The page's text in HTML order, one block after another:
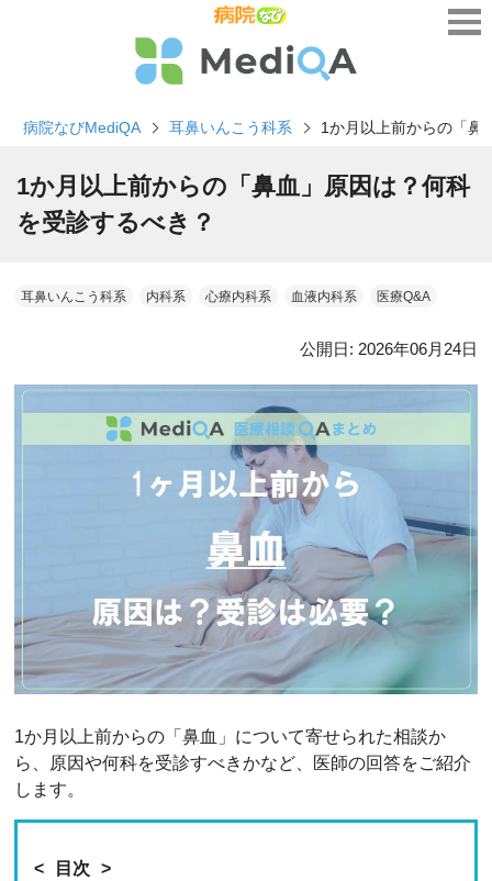
病院なびMediQA 耳鼻いんこう科系 1か月以上前からの「鼻
1か月以上前からの「鼻血」原因は？何科
を受診するべき？
耳鼻いんこう科系 内科系 心療内科系 血液内科系 医療Q&A
公開日: 2026年06月24日
1か月以上前からの「鼻血」について寄せられた相談か
ら、原因や何科を受診すべきかなど、医師の回答をご紹介
します。
目次